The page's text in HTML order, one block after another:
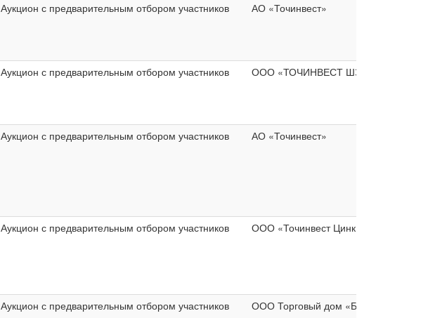
Аукцион с предварительным отбором участников АО «Точинвест»
Аукцион с предварительным отбором участников ООО «ТОЧИНВЕСТ ШЗМК»
Аукцион с предварительным отбором участников АО «Точинвест»
Аукцион с предварительным отбором участников ООО «Точинвест Цинк»
Аукцион с предварительным отбором участников ООО Торговый дом «Барс»